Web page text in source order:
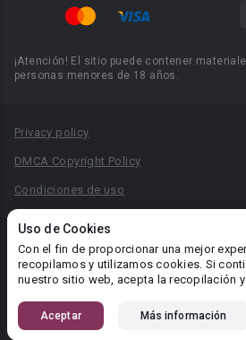
Uso de Cookies
Con el fin de proporcionar una mejor
recopilamos y utilizamos cookies. Si
nuestro sitio web, acepta la recopilación
Aceptar Más información
¡Atención! El sitio puede contener
personas menores de 18 años.
Privacy policy
DMCA Copyright Policy
Condiciones de uso
Reglas para la publicación de libros
Área RR.PP.: pr@booknet.com
© 2026 Booknet. Todos los derechos